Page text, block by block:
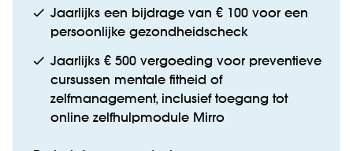
Jaarlijks een bijdrage van € 100 voor een
persoonlijke gezondheidscheck
Jaarlijks € 500 vergoeding voor preventieve
cursussen mentale fitheid of
zelfmanagement, inclusief toegang tot
online zelfhulpmodule Mirro